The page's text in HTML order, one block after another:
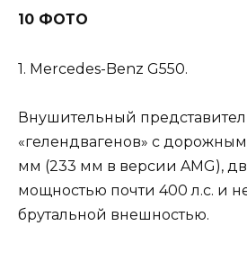
10 ФОТО
1. Mercedes-Benz G550.
Внушительный
«гелендвагенов» с
мм (233 мм в версии AMG),
мощностью почти 400 л.с. и
брутальной внешностью.